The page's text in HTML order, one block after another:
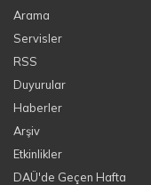
Arama
Servisler
RSS
Duyurular
Haberler
Arşiv
Etkinlikler
DAÜ'de Geçen Hafta